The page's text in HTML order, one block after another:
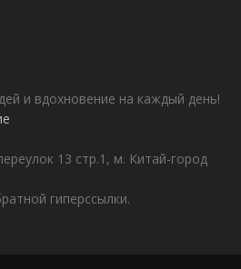
и вдохновение на каждый день!
13 стр.1, м. Китай-город
гиперссылки.